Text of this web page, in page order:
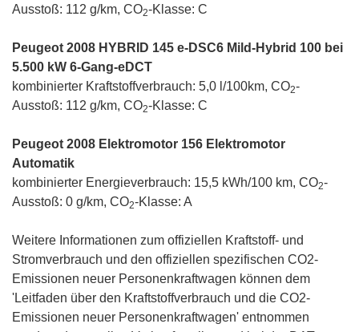
Ausstoß: 112 g/km, CO2-Klasse: C
Peugeot 2008 HYBRID 145 e-DSC6 Mild-Hybrid 100 bei
5.500 kW 6-Gang-eDCT
kombinierter Kraftstoffverbrauch: 5,0 l/100km, CO2-
Ausstoß: 112 g/km, CO2-Klasse: C
Peugeot 2008 Elektromotor 156 Elektromotor
Automatik
kombinierter Energieverbrauch: 15,5 kWh/100 km, CO2-
Ausstoß: 0 g/km, CO2-Klasse: A
Weitere Informationen zum offiziellen Kraftstoff- und
Stromverbrauch und den offiziellen spezifischen CO2-
Emissionen neuer Personenkraftwagen können dem
'Leitfaden über den Kraftstoffverbrauch und die CO2-
Emissionen neuer Personenkraftwagen' entnommen